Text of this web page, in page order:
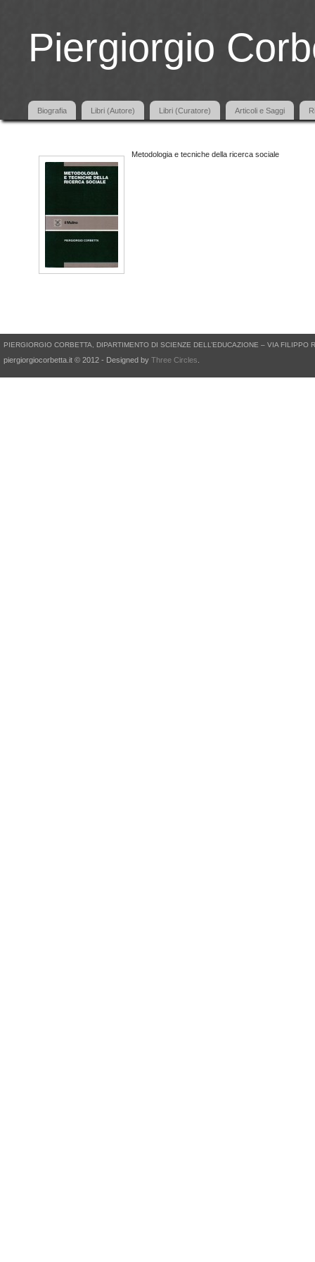
Piergiorgio
Biografia Libri (Autore) Libri (Curatore) Articoli e Saggi
Metodologia e tecniche della ricerca sociale
PIERGIORGIO CORBETTA, DIPARTIMENTO DI SCIENZE DELL’EDUCAZIONE – VIA
piergiorgiocorbetta.it © 2012 - Designed by Three Circles